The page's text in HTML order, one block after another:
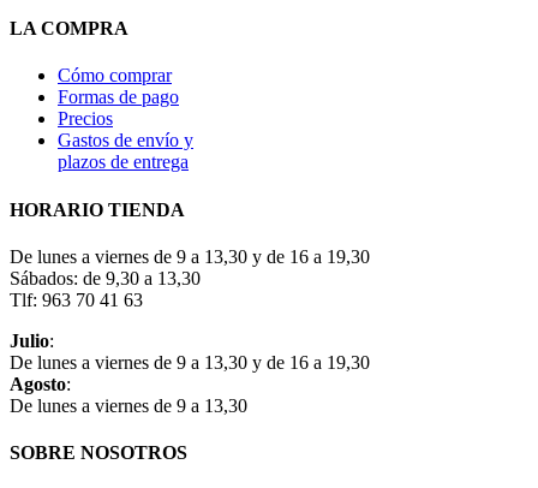
LA COMPRA
Cómo comprar
Formas de pago
Precios
Gastos de envío y
plazos de entrega
HORARIO TIENDA
De lunes a viernes de 9 a 13,30 y de 16 a 19,30
Sábados: de 9,30 a 13,30
Tlf: 963 70 41 63
Julio:
De lunes a viernes de 9 a 13,30 y de 16 a 19,30
Agosto:
De lunes a viernes de 9 a 13,30
SOBRE NOSOTROS